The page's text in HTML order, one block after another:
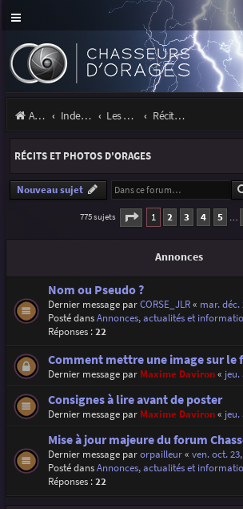
Accueil Index du forum Les orages Récits et photos d'orages
RÉCITS ET PHOTOS D'ORAGES
Nouveau sujet
775 sujets Page 1sur 16
1 2 3 4 5 …
Annonces
Nom ou Pseudo ?
Dernier message parCORSE_JLR« mar. déc.
Posté dansAnnonces, actualités et
Réponses :22
Comment mettre une image sur le
Dernier message par Maxime Daviron« jeu.
Consignes à lire avant de poster
Dernier message par Maxime Daviron« jeu.
Mise à jour majeure du forum
Dernier message parorpailleur« ven. oct.
Posté dansAnnonces, actualités et
Réponses :22